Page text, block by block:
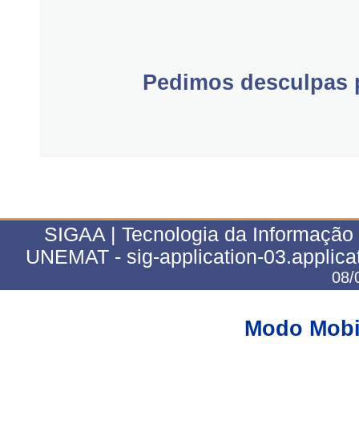
Pedimos
SIGAA | Tecnologia da
UNEMAT - sig-application-
08/
Modo